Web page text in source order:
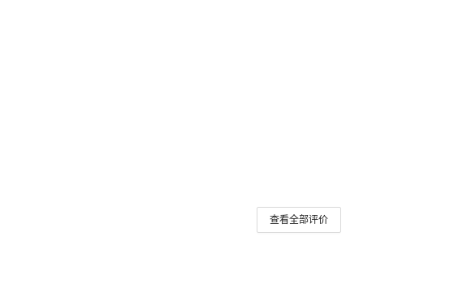
查看全部评价